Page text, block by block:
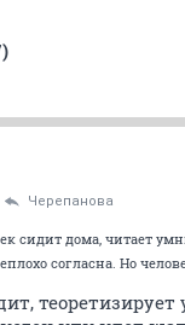
Черепанова
сидит дома, читает
согласна. Но
теоретизирует